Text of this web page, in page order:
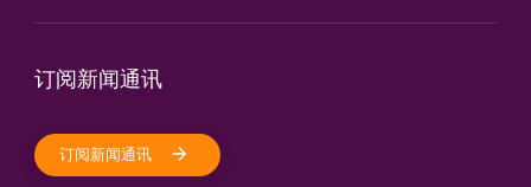
订阅新闻通讯
订阅新闻通讯